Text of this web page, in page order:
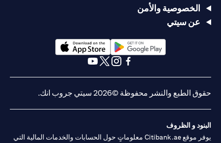
الخصوصية والأمن
عن سيتي
(opens in a new tab)
حقوق الطبع والنشر محفوظة ©2026 سيتي جروب انك.
البنود و الظروف
يوفر موقع Citibank.ae معلوماتٍ حول الحسابات والخدمات المالية التي